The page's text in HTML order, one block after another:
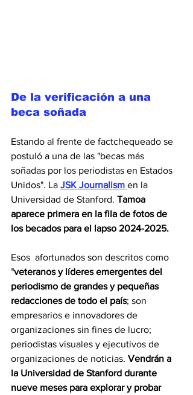
De la verificación a una
beca soñada
Estando al frente de factchequeado se
postuló a una de las "becas más
soñadas por los periodistas en Estados
Unidos". La JSK Journalism en la
Universidad de Stanford. Tamoa
aparece primera en la fila de fotos de
los becados para el lapso 2024-2025.
Esos  afortunados son descritos como
"veteranos y líderes emergentes del
periodismo de grandes y pequeñas
redacciones de todo el país; son
empresarios e innovadores de
organizaciones sin fines de lucro;
periodistas visuales y ejecutivos de
organizaciones de noticias. Vendrán a
la Universidad de Stanford durante
nueve meses para explorar y probar